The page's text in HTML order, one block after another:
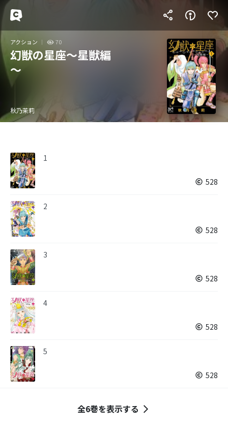
アクション 70
幻獣の星座～星獣編
～
秋乃茉莉
1
528
2
528
3
528
4
528
5
528
全6巻を表示する